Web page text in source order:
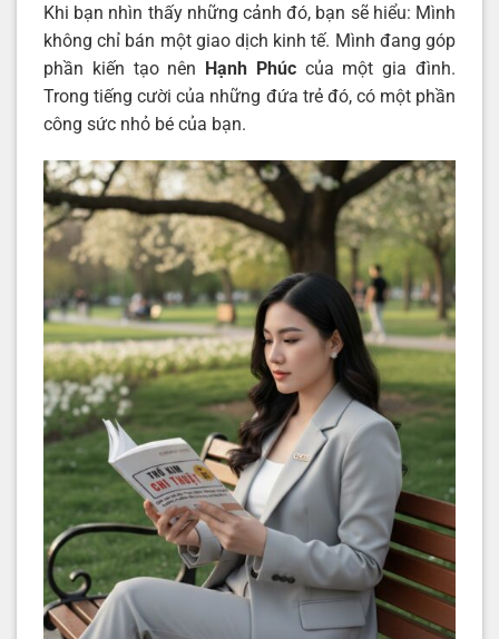
Khi bạn nhìn thấy những cảnh đó, bạn sẽ hiểu: Mình
không chỉ bán một giao dịch kinh tế. Mình đang góp
phần kiến tạo nên Hạnh Phúccủa một gia đình.
Trong tiếng cười của những đứa trẻ đó, có một phần
công sức nhỏ bé của bạn.